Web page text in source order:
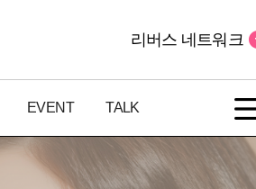
EVENT TALK
리버스 네트워크